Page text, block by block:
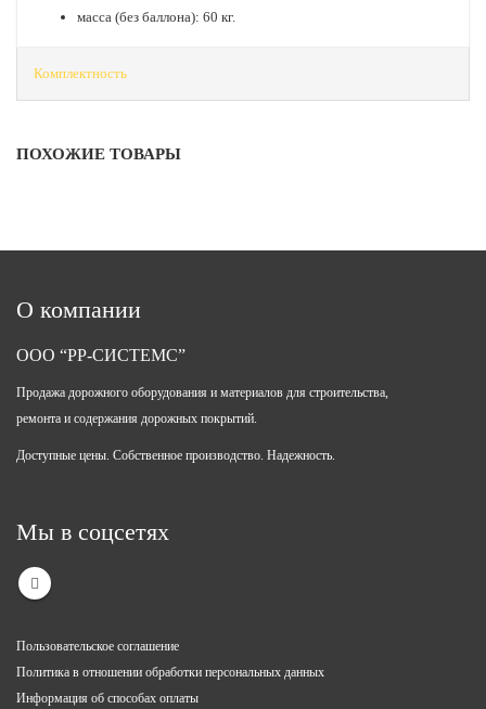
масса (без баллона): 60 кг.
Комплектность
ПОХОЖИЕ ТОВАРЫ
О компании
ООО “РР-СИСТЕМС”
Продажа дорожного оборудования и материалов для строительства,
ремонта и содержания дорожных покрытий.
Доступные цены. Собственное производство. Надежность.
Мы в соцсетях
Пользовательское соглашение
Политика в отношении обработки персональных данных
Информация об способах оплаты